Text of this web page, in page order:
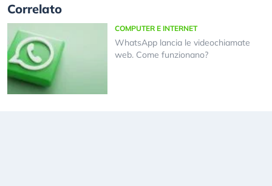
Correlato
COMPUTER E INTERNET
WhatsApp lancia le videochiamate
web. Come funzionano?